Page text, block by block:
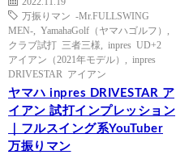
万振りマン -Mr.FULLSWING
MEN-
YamahaGolf（ヤマハゴルフ）
クラブ試打 三者三様
inpres UD+2
アイアン（2021年モデル）
inpres
DRIVESTAR アイアン
ヤマハ inpres DRIVESTAR ア
イアン 試打インプレッション
｜フルスイング系YouTuber
万振りマン